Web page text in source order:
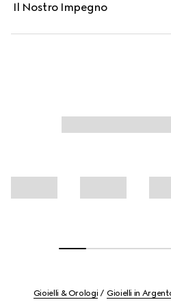
Il Nostro Impegno
Gioielli & Orologi Gioielli in